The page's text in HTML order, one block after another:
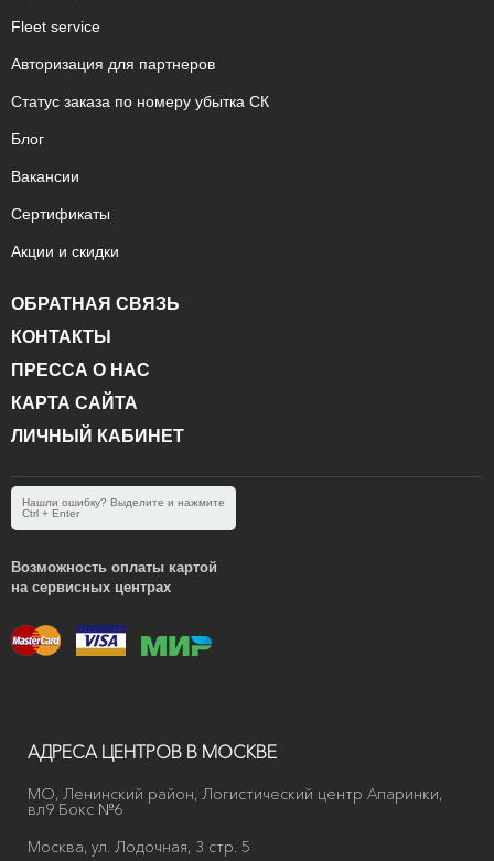
Fleet service
Авторизация для партнеров
Статус заказа по номеру убытка СК
Блог
Вакансии
Сертификаты
Акции и скидки
ОБРАТНАЯ СВЯЗЬ
КОНТАКТЫ
ПРЕССА О НАС
КАРТА САЙТА
ЛИЧНЫЙ КАБИНЕТ
Нашли ошибку? Выделите и нажмите
Ctrl + Enter
Возможность оплаты картой
на сервисных центрах
АДРЕСА ЦЕНТРОВ В МОСКВЕ
МО, Ленинский район, Логистический центр Апаринки,
вл9 Бокс №6
Москва, ул. Лодочная, 3 стр. 5